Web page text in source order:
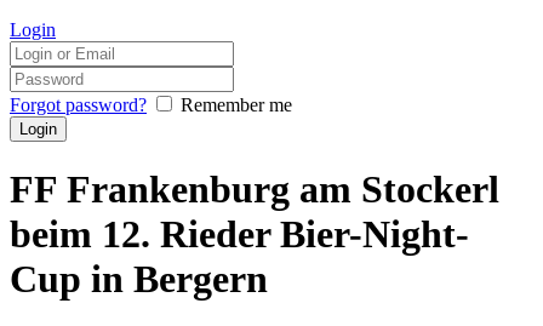
Login
Forgot password? Remember me
FF Frankenburg am Stockerl
beim 12. Rieder Bier-Night-
Cup in Bergern